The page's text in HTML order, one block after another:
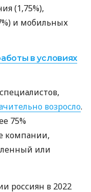
(1,75%),
и мобильных
в условиях
возросло.
75%
компании,
или
россиян в 2022